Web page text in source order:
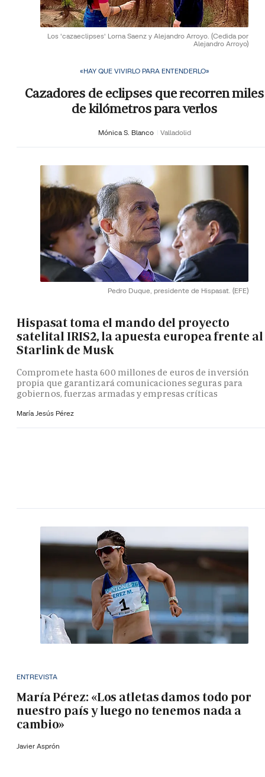
Los 'cazaeclipses' Lorna Saenz y Alejandro Arroyo. (Cedida por
Alejandro Arroyo)
«HAY QUE VIVIRLO PARA ENTENDERLO»
Cazadores de eclipses que recorren miles
de kilómetros para verlos
Mónica S. Blanco Valladolid
Pedro Duque, presidente de Hispasat. (EFE)
Hispasat toma el mando del proyecto
satelital IRIS2, la apuesta europea frente al
Starlink de Musk
Compromete hasta 600 millones de euros de inversión
propia que garantizará comunicaciones seguras para
gobiernos, fuerzas armadas y empresas críticas
María Jesús Pérez
ENTREVISTA
María Pérez: «Los atletas damos todo por
nuestro país y luego no tenemos nada a
cambio»
Javier Asprón